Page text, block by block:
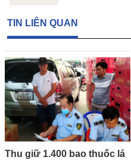
TIN LIÊN QUAN
Thu giữ 1.400 bao thuốc lá